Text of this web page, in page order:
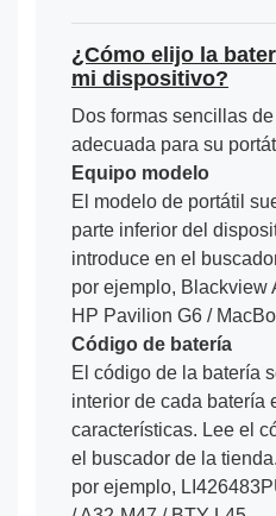
¿Cómo elijo la
mi dispositivo?
Dos formas sencillas
adecuada para su
Equipo modelo
El modelo de portátil
parte inferior del
introduce en el
por ejemplo, Blackview
HP Pavilion G6 /
Código de batería
El código de la batería
interior de cada batería
características. Lee el
el buscador de la tienda.
por ejemplo,